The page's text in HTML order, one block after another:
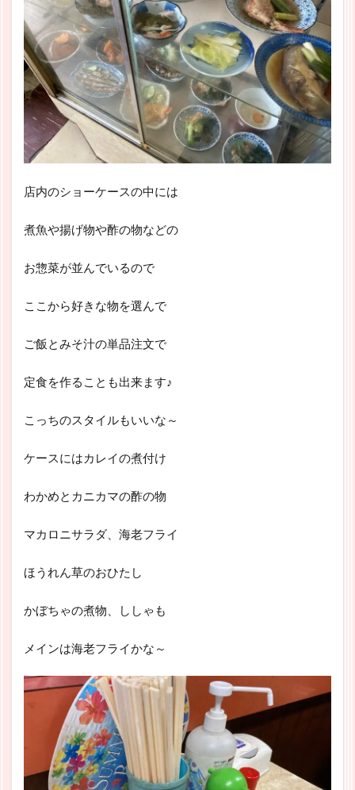
店内のショーケースの中には
煮魚や揚げ物や酢の物などの
お惣菜が並んでいるので
ここから好きな物を選んで
ご飯とみそ汁の単品注文で
定食を作ることも出来ます♪
こっちのスタイルもいいな～
ケースにはカレイの煮付け
わかめとカニカマの酢の物
マカロニサラダ、海老フライ
ほうれん草のおひたし
かぼちゃの煮物、ししゃも
メインは海老フライかな～